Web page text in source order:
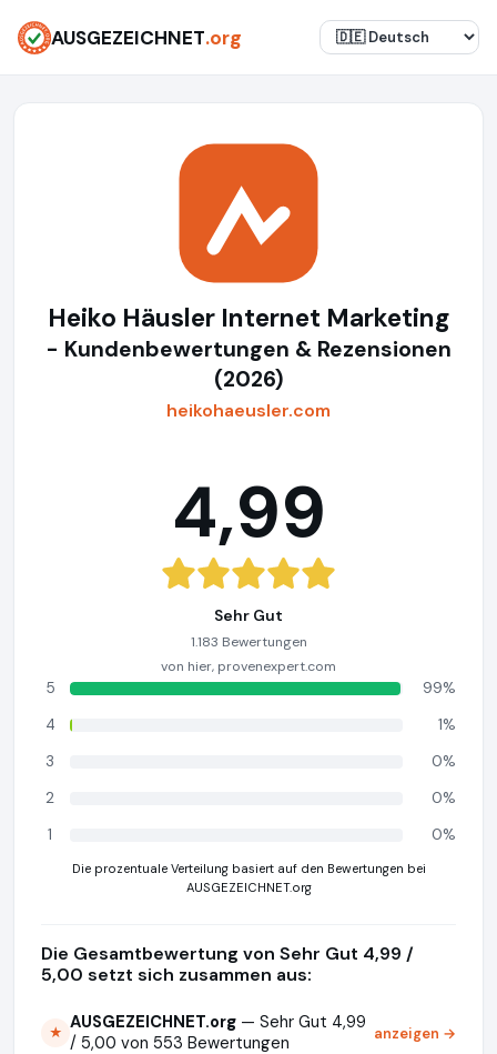
AUSGEZEICHNET.org
Heiko Häusler Internet Marketing
- Kundenbewertungen & Rezensionen
(2026)
heikohaeusler.com
4,99
Sehr Gut
1.183 Bewertungen
von hier, provenexpert.com
5
99%
4
1%
3
0%
2
0%
1
0%
Die prozentuale Verteilung basiert auf den Bewertungen bei
AUSGEZEICHNET.org
Die Gesamtbewertung von Sehr Gut 4,99 /
5,00 setzt sich zusammen aus:
★ AUSGEZEICHNET.org — Sehr Gut 4,99
/ 5,00 von 553 Bewertungen
anzeigen →